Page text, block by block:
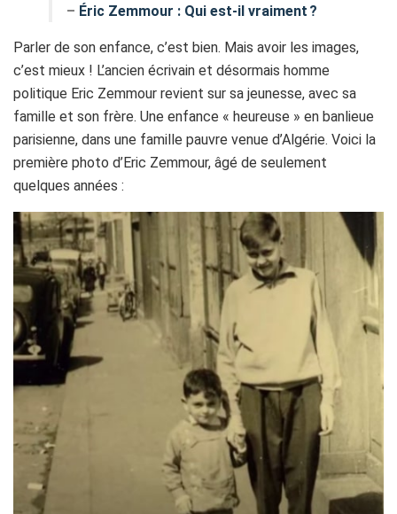
– Éric Zemmour : Qui est-il vraiment ?
Parler de son enfance, c’est bien. Mais avoir les images,
c’est mieux ! L’ancien écrivain et désormais homme
politique Eric Zemmour revient sur sa jeunesse, avec sa
famille et son frère. Une enfance « heureuse » en banlieue
parisienne, dans une famille pauvre venue d’Algérie. Voici la
première photo d’Eric Zemmour, âgé de seulement
quelques années :